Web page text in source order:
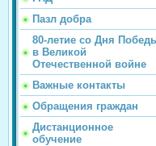
Пазл добра
80-летие со Дня
в Великой
Отечественной войне
Важные контакты
Обращения граждан
Дистанционное
обучение